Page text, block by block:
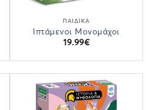
ΠΑΙΔΙΚΆ
Ιπτάμενοι Μονομάχοι
19.99€